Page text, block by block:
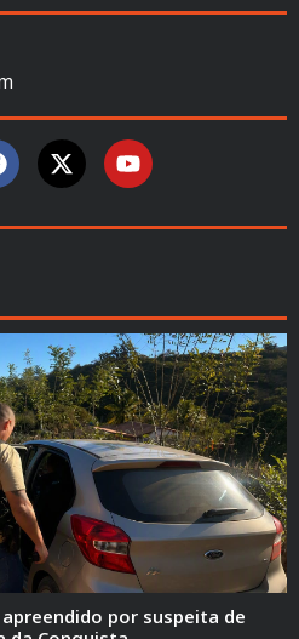
por suspeita de